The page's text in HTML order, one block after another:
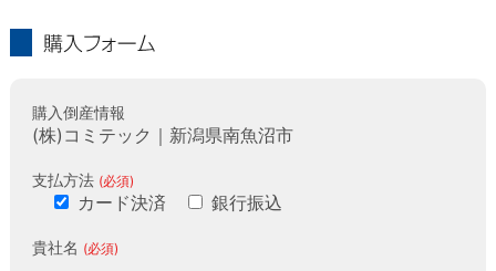
購入倒産情報
(株)コミテック｜新潟県南魚沼市
支払方法 (必須)
カード決済 銀行振込
貴社名 (必須)